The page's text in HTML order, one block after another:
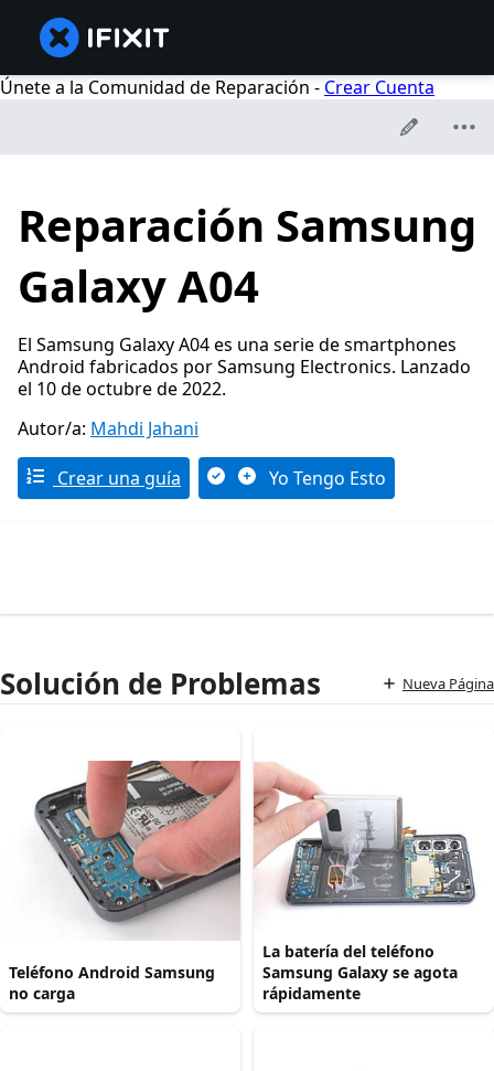
Únete a la Comunidad de Reparación - Crear Cuenta
Reparación Samsung
Galaxy A04
El Samsung Galaxy A04 es una serie de smartphones
Android fabricados por Samsung Electronics. Lanzado
el 10 de octubre de 2022.
Autor/a: Mahdi Jahani
Crear una guía Yo Tengo Esto
Solución de Problemas Nueva Página
Teléfono Android Samsung
no carga
La batería del teléfono
Samsung Galaxy se agota
rápidamente